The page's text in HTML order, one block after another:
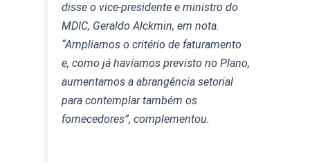
disse o vice-presidente e ministro do
MDIC, Geraldo Alckmin, em nota.
“Ampliamos o critério de faturamento
e, como já havíamos previsto no Plano,
aumentamos a abrangência setorial
para contemplar também os
fornecedores”, complementou.